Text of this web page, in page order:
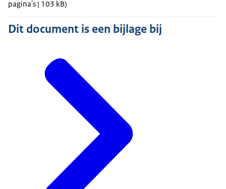
pagina's | 103 kB)
Dit document is een bijlage bij